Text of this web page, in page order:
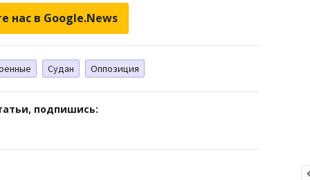
нас в Google.News
Судан Оппозиция
подпишись: